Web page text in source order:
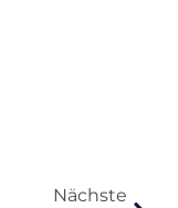
Nächste